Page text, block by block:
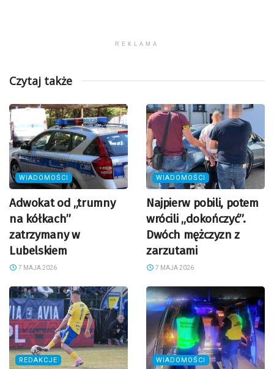
REKLAMA
Czytaj także
WIADOMOŚCI
Adwokat od „trumny
na kółkach”
zatrzymany w
Lubelskiem
7 MAJA 2026
WIADOMOŚCI
Najpierw pobili, potem
wrócili „dokończyć”.
Dwóch mężczyzn z
zarzutami
7 MAJA 2026
REDAKCJE WIADOMOŚCI